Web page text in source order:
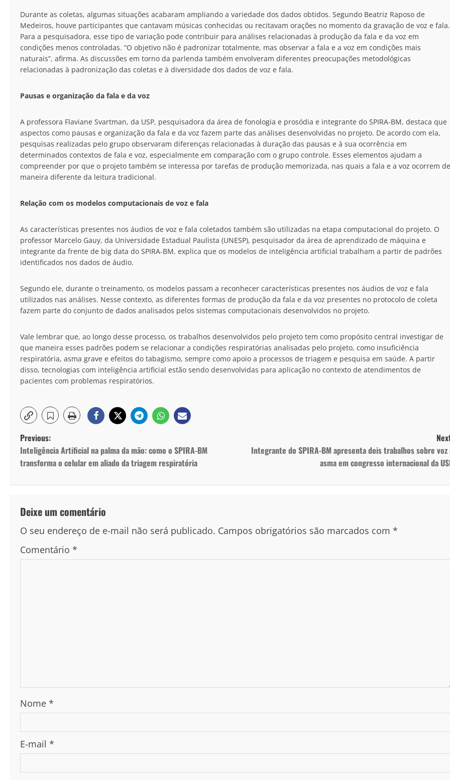
Durante as coletas, algumas situações acabaram ampliando a variedade dos dados obtidos. Segundo Beatriz Raposo de
Medeiros, houve participantes que cantavam músicas conhecidas ou recitavam orações no momento da gravação de voz e fala.
Para a pesquisadora, esse tipo de variação pode contribuir para análises relacionadas à produção da fala e da voz em
condições menos controladas. “O objetivo não é padronizar totalmente, mas observar a fala e a voz em condições mais
naturais”, afirma. As discussões em torno da parlenda também envolveram diferentes preocupações metodológicas
relacionadas à padronização das coletas e à diversidade dos dados de voz e fala.
Pausas e organização da fala e da voz
A professora Flaviane Svartman, da USP, pesquisadora da área de fonologia e prosódia e integrante do SPIRA-BM, destaca que
aspectos como pausas e organização da fala e da voz fazem parte das análises desenvolvidas no projeto. De acordo com ela,
pesquisas realizadas pelo grupo observaram diferenças relacionadas à duração das pausas e à sua ocorrência em
determinados contextos de fala e voz, especialmente em comparação com o grupo controle. Esses elementos ajudam a
compreender por que o projeto também se interessa por tarefas de produção memorizada, nas quais a fala e a voz ocorrem de
maneira diferente da leitura tradicional.
Relação com os modelos computacionais de voz e fala
As características presentes nos áudios de voz e fala coletados também são utilizadas na etapa computacional do projeto. O
professor Marcelo Gauy, da Universidade Estadual Paulista (UNESP), pesquisador da área de aprendizado de máquina e
integrante da frente de big data do SPIRA-BM, explica que os modelos de inteligência artificial trabalham a partir de padrões
identificados nos dados de áudio.
Segundo ele, durante o treinamento, os modelos passam a reconhecer características presentes nos áudios de voz e fala
utilizados nas análises. Nesse contexto, as diferentes formas de produção da fala e da voz presentes no protocolo de coleta
fazem parte do conjunto de dados analisados pelos sistemas computacionais desenvolvidos no projeto.
Vale lembrar que, ao longo desse processo, os trabalhos desenvolvidos pelo projeto tem como propósito central investigar de
que maneira esses padrões podem se relacionar a condições respiratórias analisadas pelo projeto, como insuficiência
respiratória, asma grave e efeitos do tabagismo, sempre como apoio a processos de triagem e pesquisa em saúde. A partir
disso, tecnologias com inteligência artificial estão sendo desenvolvidas para aplicação no contexto de atendimentos de
pacientes com problemas respiratórios.
Previous:
Inteligência Artificial na palma da mão: como o SPIRA-BM
transforma o celular em aliado da triagem respiratória
Integrante do SPIRA-BM apresenta dois trabalhos sobre voz
asma em congresso internacional da
Deixe um comentário
O seu endereço de e-mail não será publicado. Campos obrigatórios são marcados com *
Comentário *
Nome *
E-mail *